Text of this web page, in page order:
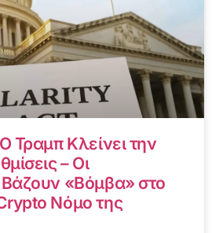
Τραμπ Κλείνει την
– Οι
Βάζουν «Βόμβα» στο
Νόμο της